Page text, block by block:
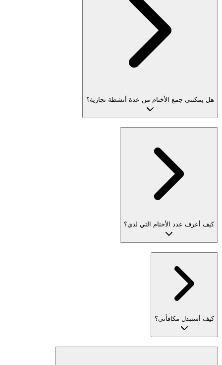
هل يمكنني جمع الأختام من عدة أنشطة تجارية؟
كيف أعرف عدد الأختام التي لدي؟
كيف أستبدل مكافأتي؟